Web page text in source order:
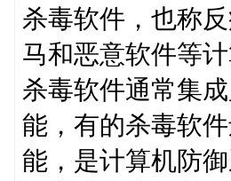
ㅤㅤ杀毒软件，也
马和恶意软件等
ㅤㅤ杀毒软件通常
能，有的杀毒软
能，是计算机防